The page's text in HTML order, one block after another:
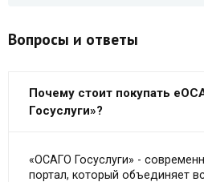
Вопросы и ответы
Почему стоит покупать
Госуслуги»?
«ОСАГО Госуслуги» -
портал, который объединяет